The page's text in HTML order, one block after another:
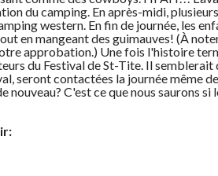
du camping. En après-midi,
western. En fin de journée, les
en mangeant des guimauves! (À
approbation.) Une fois l'histoire
du Festival de St-Tite. Il semblerait
seront contactées la journée même
C'est ce que nous saurons si